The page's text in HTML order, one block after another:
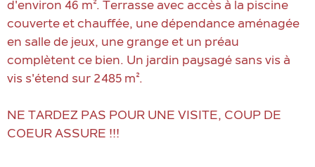
d'environ 46 m². Terrasse avec accès à la piscine
couverte et chauffée, une dépendance aménagée
en salle de jeux, une grange et un préau
complètent ce bien. Un jardin paysagé sans vis à
vis s'étend sur 2485 m².
NE TARDEZ PAS POUR UNE VISITE, COUP DE
COEUR ASSURE !!!